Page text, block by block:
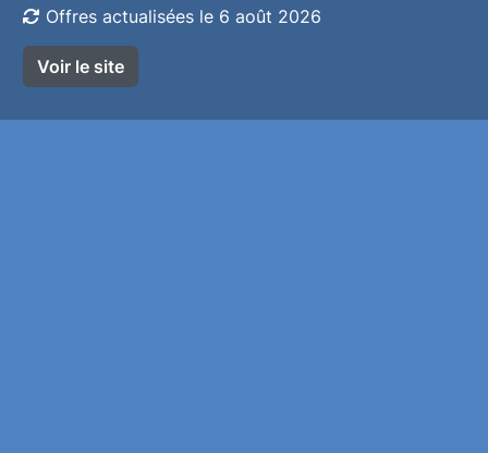
Offres actualisées le 6 août 2026
Voir le site